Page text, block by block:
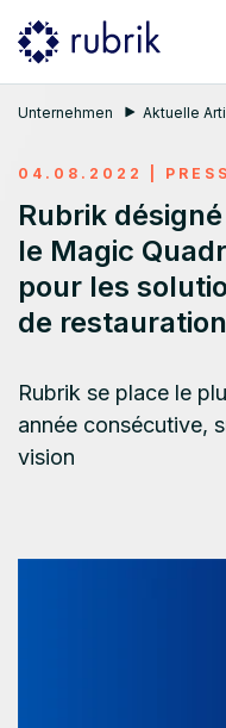
Unternehmen Aktuelle
04.08.2022
Rubrik
le Magic
pour les
de
Rubrik se place le
année consécutive,
vision